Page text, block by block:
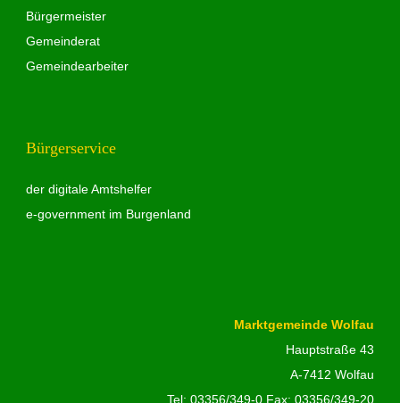
Bürgermeister
Gemeinderat
Gemeindearbeiter
Bürgerservice
der digitale Amtshelfer
e-government im Burgenland
Marktgemeinde Wolfau
Hauptstraße 43
A-7412 Wolfau
Tel:03356/349-0 Fax: 03356/349-20